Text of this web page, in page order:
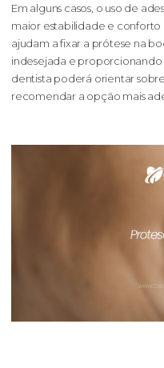
Em alguns casos, o uso de
maior estabilidade e conforto
ajudam a fixar a prótese na
indesejada e proporcionando
dentista poderá orientar
recomendar a opção mais